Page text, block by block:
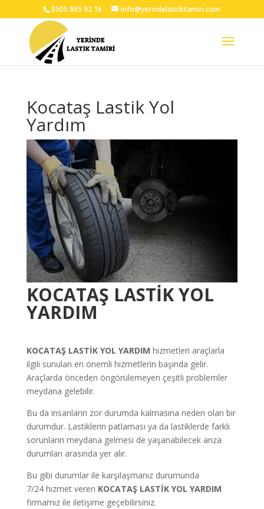
0505 865 92 16 info@yerindelastiktamiri.com
Kocataş Lastik Yol
Yardım
KOCATAŞ LASTİK YOL
YARDIM
KOCATAŞ LASTİK YOL YARDIM hizmetleri araçlarla
ilgili sunulan en önemli hizmetlerin başında gelir.
Araçlarda önceden öngörülemeyen çeşitli problemler
meydana gelebilir.
Bu da insanların zor durumda kalmasına neden olan bir
durumdur. Lastiklerin patlaması ya da lastiklerde farklı
sorunların meydana gelmesi de yaşanabilecek arıza
durumları arasında yer alır.
Bu gibi durumlar ile karşılaşmanız durumunda
7/24 hizmet veren KOCATAŞ LASTİK YOL YARDIM
firmamız ile iletişime geçebilirsiniz.